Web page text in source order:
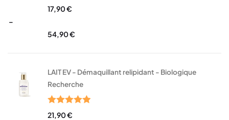
Note 5.00
17,90€
–
54,90€
LAIT EV - Démaquillant relipidant - Biologique
Recherche
Note 5.00
21,90€